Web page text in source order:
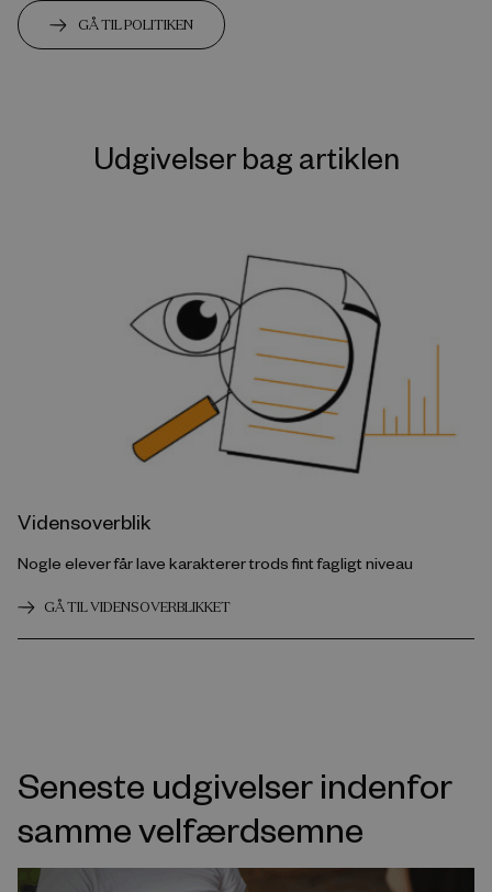
GÅ TIL POLITIKEN
Udgivelser bag artiklen
Vidensoverblik
Nogle elever får lave karakterer trods fint fagligt niveau
GÅ TIL VIDENSOVERBLIKKET
Seneste udgivelser indenfor
samme velfærdsemne